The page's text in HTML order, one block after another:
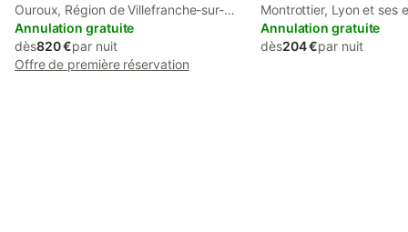
Ouroux, Région de Villefranche-sur-
Saône
Annulation gratuite
dès820 €par nuit
Offre de première réservation
Montrottier, Lyon et ses
Annulation gratuite
dès204 €par nuit